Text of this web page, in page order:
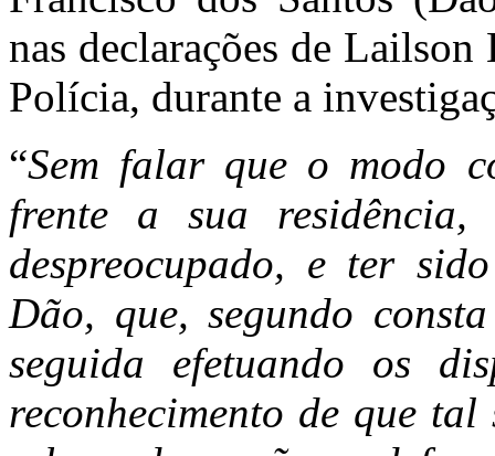
nas declarações de
Polícia, durante a
“Sem falar que o modo
frente a sua residência,
despreocupado, e ter
Dão, que, segundo
seguida efetuando os
reconhecimento de que